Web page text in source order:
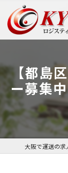
【都島
ー募集